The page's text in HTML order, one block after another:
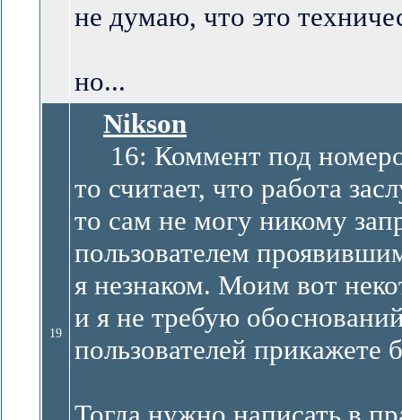
не думаю, что это
но...
19
Nikson
16: Коммент под
то считает, что работа
то сам не могу никому
пользователем
я незнаком. Моим вот
и я не требую
пользователей прикажете